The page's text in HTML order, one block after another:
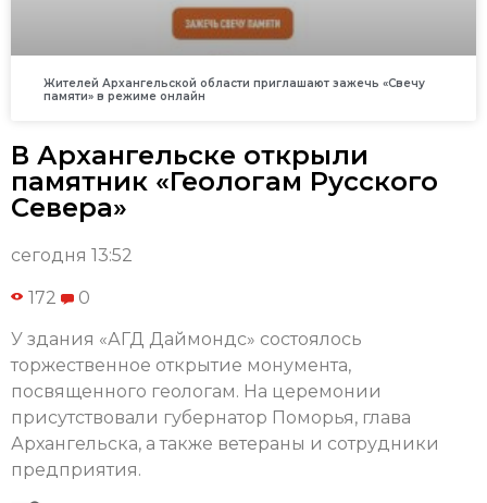
Жителей Архангельской области приглашают зажечь «Свечу
памяти» в режиме онлайн
В Архангельске открыли
памятник «Геологам Русского
Севера»
сегодня 13:52
172 0
У здания «АГД Даймондс» состоялось
торжественное открытие монумента,
посвященного геологам. На церемонии
присутствовали губернатор Поморья, глава
Архангельска, а также ветераны и сотрудники
предприятия.